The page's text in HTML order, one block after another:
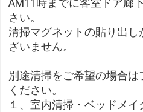
AM11時までに客室ドア廊
さい。
清掃マグネットの貼り出
ざいません。
別途清掃をご希望の場合
ください。
１、室内清掃・ベッドメイ